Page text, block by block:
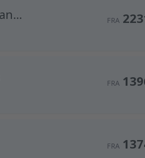
Las Palmas Gran Canaria FRA
FRA
FRA